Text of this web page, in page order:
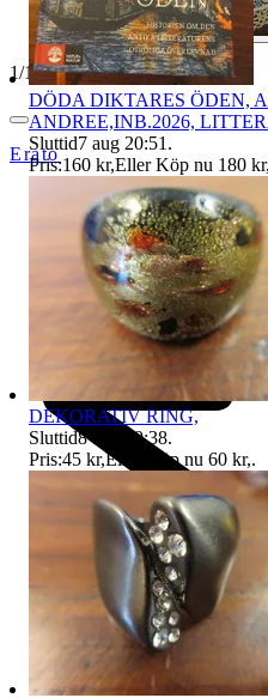
1/10
Erato
DÖDA DIKTARES ÖDEN,
ANDREE,INB.2026,
Sluttid7 aug 20:51 .
Pris:160 kr,Eller Köp nu 180 kr,
DEKORATIV RING,
Sluttid8 aug 19:38.
Pris:45 kr,Eller Köp nu 60 kr,.